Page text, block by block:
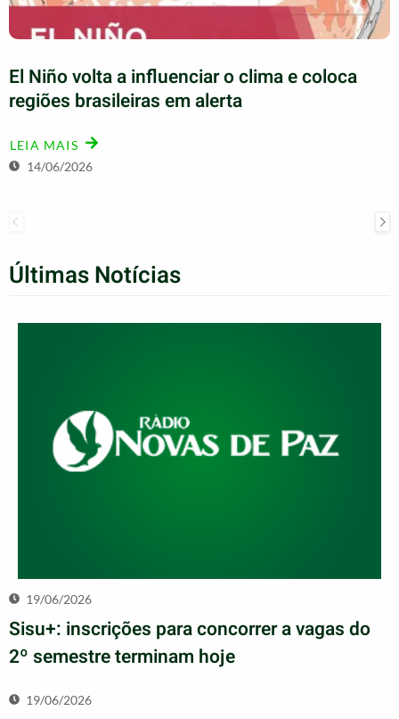
El Niño volta a influenciar o clima e coloca
regiões brasileiras em alerta
LEIA MAIS
14/06/2026
Últimas Notícias
19/06/2026
Sisu+: inscrições para concorrer a vagas do
2º semestre terminam hoje
19/06/2026